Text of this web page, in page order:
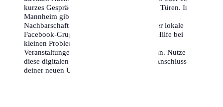
kurzes Gespräch im Treppenhaus öffnet oft Türen. In
Mannheim gibt es zudem zahlreiche
Nachbarschaftsportale wie 'nebenan.de' oder lokale
Facebook-Gruppen, in denen man schnell Hilfe bei
kleinen Problemen findet oder sich über
Veranstaltungen im Viertel austauschen kann. Nutze
diese digitalen Möglichkeiten, um schnell Anschluss in
deiner neuen Umgebung zu finden.